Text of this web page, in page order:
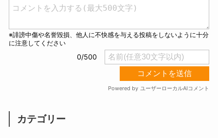
カテゴリー